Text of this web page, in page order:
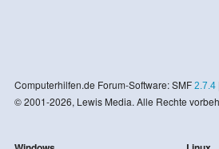
Computerhilfen.de Forum-Software: SMF 2.7.4|
© 2001-2026, Lewis Media. Alle Rechte